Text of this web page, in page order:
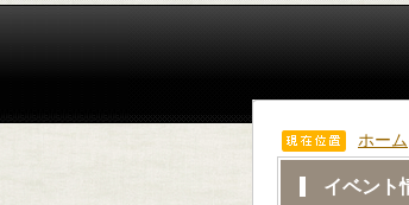
ホーム
イベント